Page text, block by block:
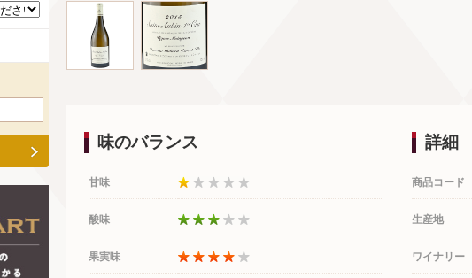
詳細
商品コード
生産地
ワイナリー
味のバランス
甘味
酸味
果実味